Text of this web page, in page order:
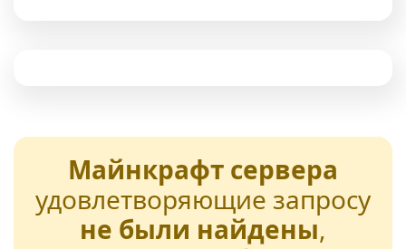
Майнкрафт сервера
удовлетворяющие запросу
не были найдены,